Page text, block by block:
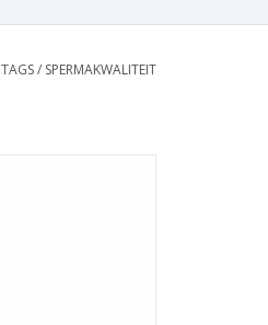
TAGS/ SPERMAKWALITEIT